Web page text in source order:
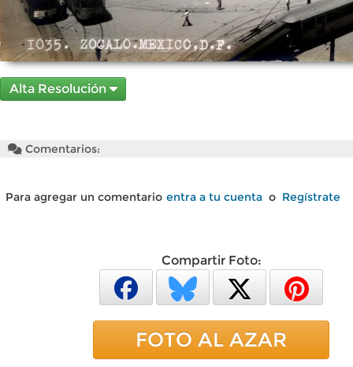
Alta Resolución
Comentarios:
Para agregar un comentario entra a tu cuenta o Regístrate
Compartir Foto:
FOTO AL AZAR